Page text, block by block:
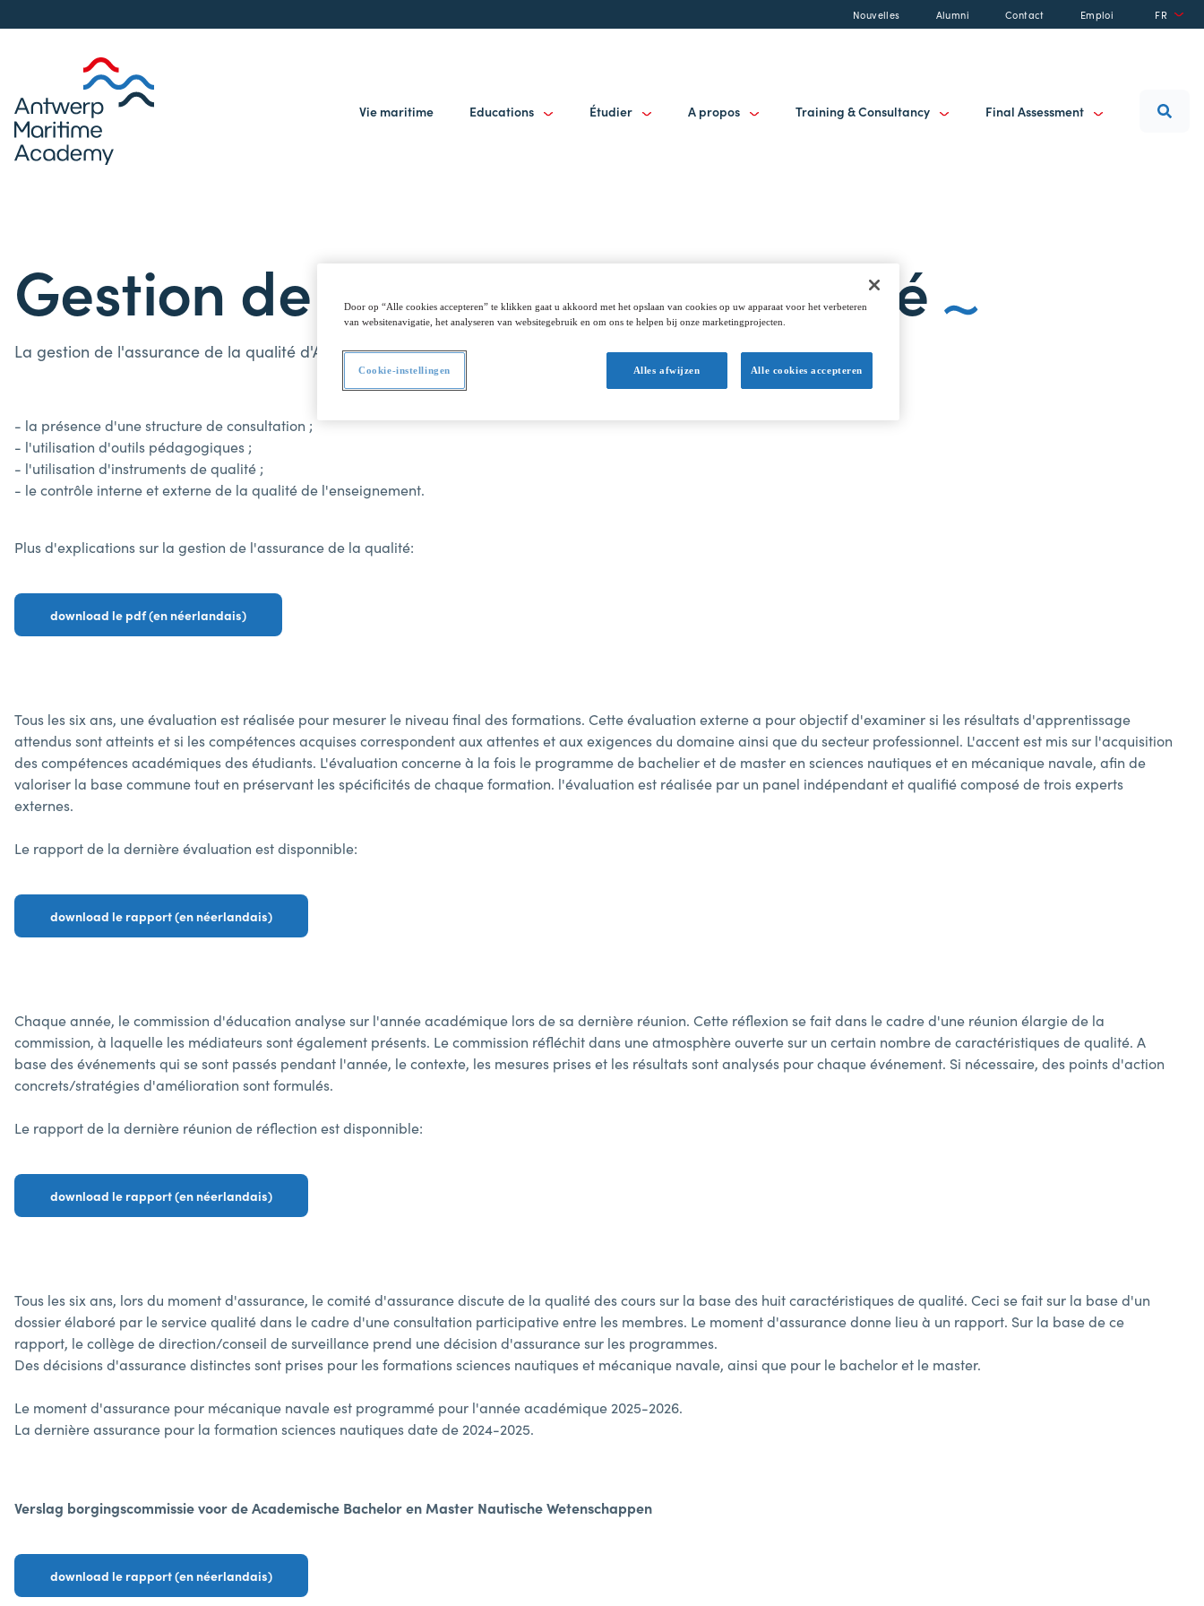
Nouvelles Alumni Contact Emploi FR
Vie maritime Educations Étudier A propos Training & Consultancy Final Assessment
Gestion de l'assurance de qualité
La gestion de l'assurance de la qualité d'AMA se déroule sur un cycle de six ans. La gestion se base sur:
- la présence d'une structure de consultation ;
- l'utilisation d'outils pédagogiques ;
- l'utilisation d'instruments de qualité ;
- le contrôle interne et externe de la qualité de l'enseignement.
Plus d'explications sur la gestion de l'assurance de la qualité:
download le pdf (en néerlandais)
Tous les six ans, une évaluation est réalisée pour mesurer le niveau final des formations. Cette évaluation externe a pour objectif d'examiner si les résultats d'apprentissage
attendus sont atteints et si les compétences acquises correspondent aux attentes et aux exigences du domaine ainsi que du secteur professionnel. L'accent est mis sur l'acquisition
des compétences académiques des étudiants. L'évaluation concerne à la fois le programme de bachelier et de master en sciences nautiques et en mécanique navale, afin de
valoriser la base commune tout en préservant les spécificités de chaque formation. l'évaluation est réalisée par un panel indépendant et qualifié composé de trois experts
externes.
Le rapport de la dernière évaluation est disponnible:
download le rapport (en néerlandais)
Chaque année, le commission d'éducation analyse sur l'année académique lors de sa dernière réunion. Cette réflexion se fait dans le cadre d'une réunion élargie de la
commission, à laquelle les médiateurs sont également présents. Le commission réfléchit dans une atmosphère ouverte sur un certain nombre de caractéristiques de qualité. A
base des événements qui se sont passés pendant l'année, le contexte, les mesures prises et les résultats sont analysés pour chaque événement. Si nécessaire, des points d'action
concrets/stratégies d'amélioration sont formulés.
Le rapport de la dernière réunion de réflection est disponnible:
download le rapport (en néerlandais)
Tous les six ans, lors du moment d'assurance, le comité d'assurance discute de la qualité des cours sur la base des huit caractéristiques de qualité. Ceci se fait sur la base d'un
dossier élaboré par le service qualité dans le cadre d'une consultation participative entre les membres. Le moment d'assurance donne lieu à un rapport. Sur la base de ce
rapport, le collège de direction/conseil de surveillance prend une décision d'assurance sur les programmes.
Des décisions d'assurance distinctes sont prises pour les formations sciences nautiques et mécanique navale, ainsi que pour le bachelor et le master.
Le moment d'assurance pour mécanique navale est programmé pour l'année académique 2025-2026.
La dernière assurance pour la formation sciences nautiques date de 2024-2025.
Verslag borgingscommissie voor de Academische Bachelor en Master Nautische Wetenschappen
download le rapport (en néerlandais)
Door op “Alle cookies accepteren” te klikken gaat u akkoord met het opslaan van cookies op uw apparaat voor het verbeteren
van websitenavigatie, het analyseren van websitegebruik en om ons te helpen bij onze marketingprojecten.
Alles afwijzen Alle cookies accepteren
Cookie-instellingen